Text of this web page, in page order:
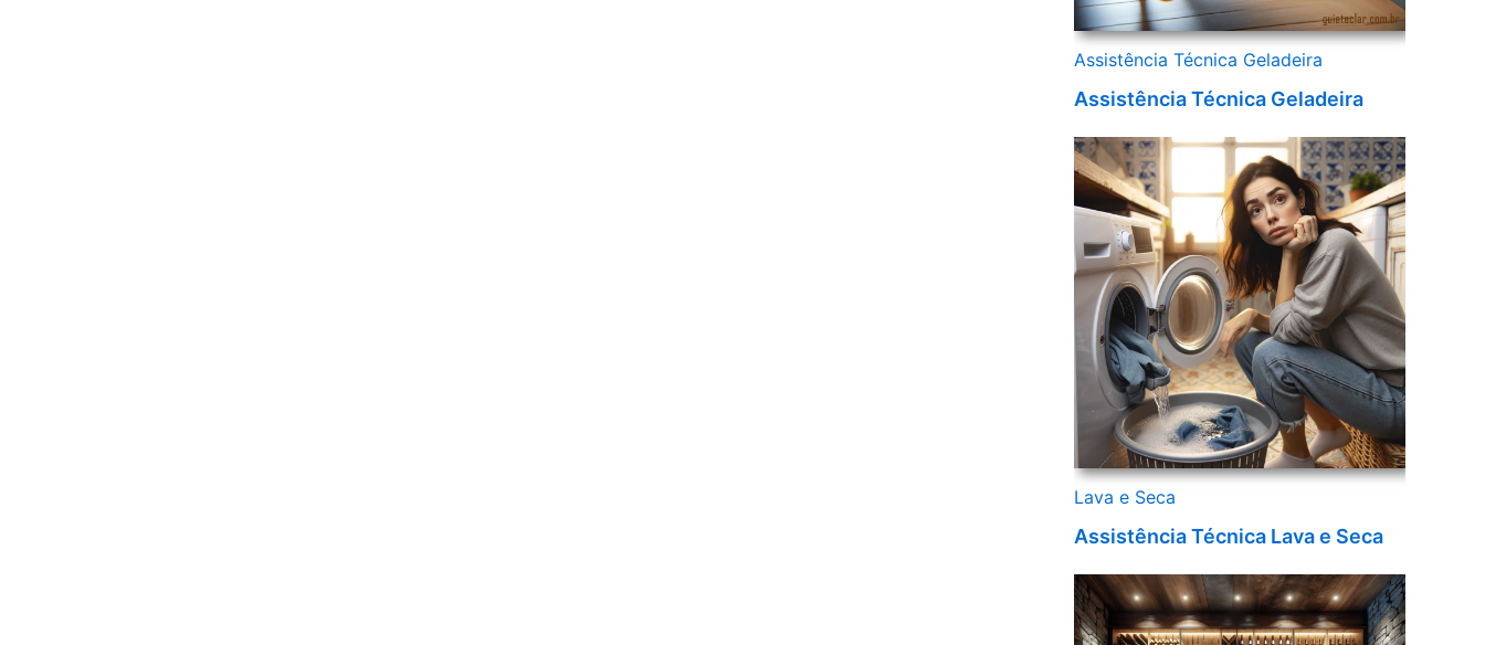
Assistência Técnica Geladeira
Assistência Técnica Geladeira
Lava e Seca
Assistência Técnica Lava e Seca